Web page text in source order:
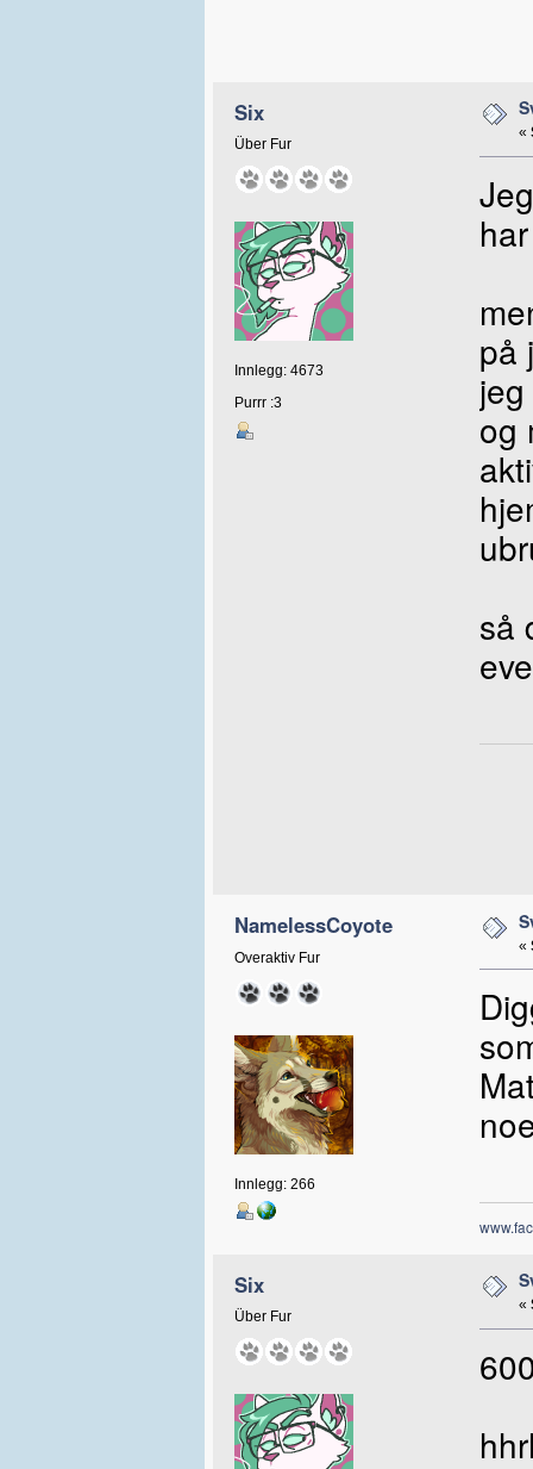
Six
Über Fur
Innlegg: 4673
Purrr :3
«
på
og
så
NamelessCoyote
Overaktiv Fur
Innlegg: 266
«
Six
Über Fur
«